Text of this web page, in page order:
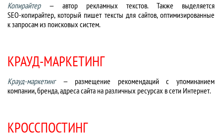
Копирайтер— автор рекламных текстов. Также выделяется
SEO-копирайтер, который пишет тексты для сайтов, оптимизированные
к запросам из поисковых систем.
КРАУД-МАРКЕТИНГ
Крауд-маркетинг— размещение рекомендаций с упоминанием
компании, бренда, адреса сайта на различных ресурсах в сети Интернет.
КРОССПОСТИНГ